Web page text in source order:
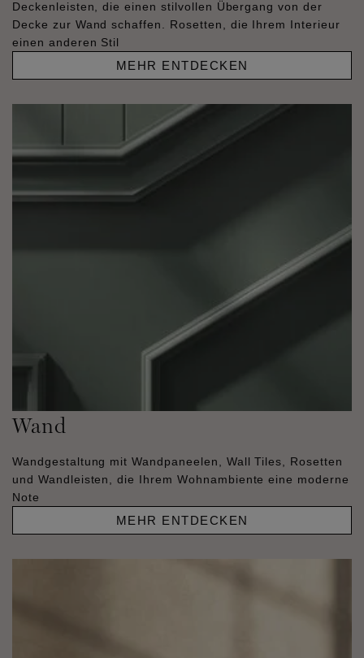
Deckenleisten, die einen stilvollen Übergang von der
Decke zur Wand schaffen. Rosetten, die Ihrem Interieur
einen anderen Stil
MEHR ENTDECKEN
Wand
Wandgestaltung mit Wandpaneelen, Wall Tiles, Rosetten
und Wandleisten, die Ihrem Wohnambiente eine moderne
Note
MEHR ENTDECKEN